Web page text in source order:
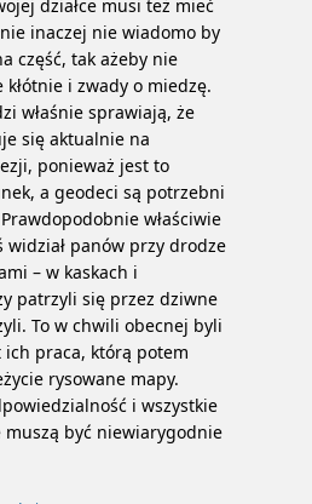
działce musi też mieć
inaczej nie wiadomo by
część, tak ażeby nie
kłótnie i zwady o miedzę.
właśnie sprawiają, że
się aktualnie na
ponieważ jest to
a geodeci są potrzebni
właściwie
widział panów przy drodze
– w kaskach i
patrzyli się przez dziwne
To w chwili obecnej byli
praca, którą potem
rysowane mapy.
i wszystkie
być niewiarygodnie